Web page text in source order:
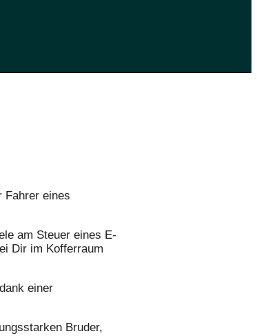
Fahrer eines
am Steuer eines E-
Dir im Kofferraum
einer
Bruder,